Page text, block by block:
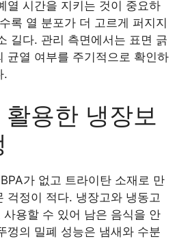
열 시간을 지키는 것이 중요하
록 열 분포가 더 고르게 퍼지지
길다. 관리 측면에서는 표면 긁
균열 여부를 주기적으로 확인하
.
용한 냉장보
가 없고 트라이탄 소재로 만
걱정이 적다. 냉장고와 냉동고
사용할 수 있어 남은 음식을 안
껑의 밀폐 성능은 냄새와 수분